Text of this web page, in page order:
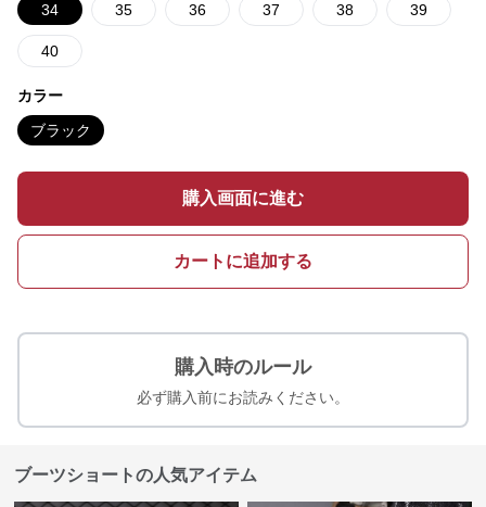
34 35 36 37 38 39
40
カラー
ブラック
購入画面に進む
カートに追加する
購入時のルール
必ず購入前にお読みください。
ブーツショートの人気アイテム